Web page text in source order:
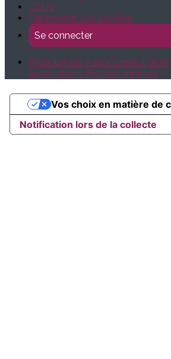
CGUV
Paramétrer vos cookies
Se connecter
Propulsé par AssoConnect, le
associations Professionnelles
Notification lors de la collecte
Vos choix en matière de